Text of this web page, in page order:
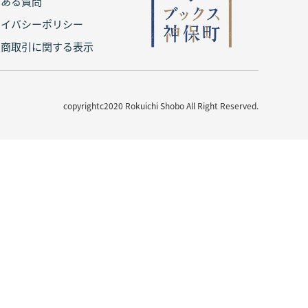
バシーポリシー
取引に関する表示
copyrightc2020 Rokuichi Shobo All Right Reserved.